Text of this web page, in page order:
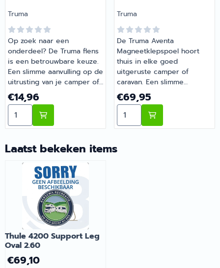
Merk:
Truma
Op zoek naar een
onderdeel? De Truma flens
is een betrouwbare keuze.
Een slimme aanvulling op de
uitrusting van je camper of
caravan. Bestel dit
onderdeel eenvoudig online
bij Barsema Recreatie, jouw
recreatiespecialist.
Prijs: 14,96
€14,96
Aantal kiezen voor Truma flens
Merk:
Truma
De Truma Aventa
Magneetklepspoel hoort
thuis in elke goed
uitgeruste camper of
caravan. Een slimme
aanvulling op de uitrusting
van je camper of caravan.
Heb je vragen over de
juiste keuze? Barsema
Prijs: 69,95
€69,95
Aantal kiezen voor
Laatst bekeken items
Thule 4200 Support Leg
Oval 2.60
€69,10